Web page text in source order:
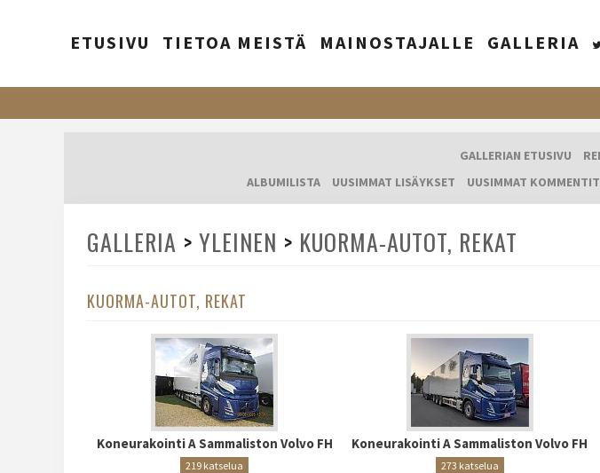
ETUSIVU TIETOA MEISTÄ MAINOSTAJALLE GALLERIA
GALLERIAN ETUSIVU
ALBUMILISTA
UUSIMMAT LISÄYKSET UUSIMMAT KOMMENTIT
GALLERIA > YLEINEN > KUORMA-AUTOT, REKAT
KUORMA-AUTOT, REKAT
Koneurakointi A Sammaliston Volvo FH
219 katselua
Koneurakointi A Sammaliston Volvo FH
273 katselua